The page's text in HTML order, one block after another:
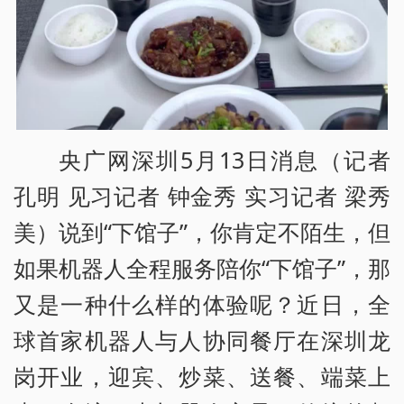
央广网深圳5月13日消息（记者
孔明 见习记者 钟金秀 实习记者 梁秀
美）说到“下馆子”，你肯定不陌生，但
如果机器人全程服务陪你“下馆子”，那
又是一种什么样的体验呢？近日，全
球首家机器人与人协同餐厅在深圳龙
岗开业，迎宾、炒菜、送餐、端菜上